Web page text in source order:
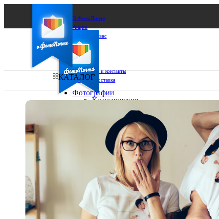
О ФотоПочте
Акции
Сделаем за вас
Бизнесу
FAQ
Франшиза
Поддержка и контакты
Оплата и доставка
Ваш регион доставки
Выберите из списка:
КАТАЛОГ
Фотографии
Классические
10х10
10х15
13х18
15х15
15х20
20х20
20х30
30х30
30х40
А4
Фото
в